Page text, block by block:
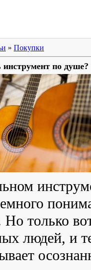
» Покупки
по душе?
Но только
людей, и